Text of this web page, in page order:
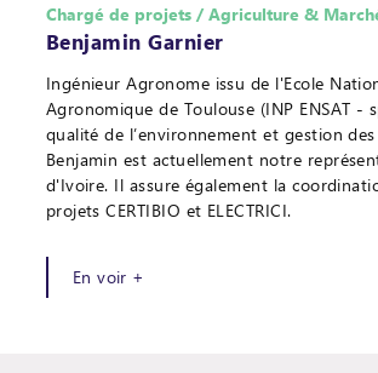
Chargé de projets / Agriculture &
Benjamin Garnier
Ingénieur Agronome issu de l'Ecole
Agronomique de Toulouse (INP ENSAT -
qualité de l’environnement et gestion des
Benjamin est actuellement notre
d'Ivoire. Il assure également la
projets CERTIBIO et ELECTRICI.
En voir +